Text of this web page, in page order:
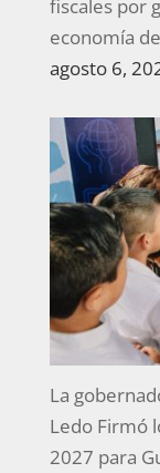
fiscales por
economía
agosto 6,
La
Ledo Firmó
2027 para